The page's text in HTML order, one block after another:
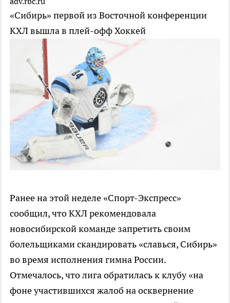
«Сибирь» первой из Восточной конференции
КХЛ вышла в плей-оффХоккей
Ранее на этой неделе «Спорт-Экспресс»
сообщил, что КХЛ рекомендовала
новосибирской команде запретить своим
болельщиками скандировать «славься, Сибирь»
во время исполнения гимна России.
Отмечалось, что лига обратилась к клубу «на
фоне участившихся жалоб на осквернение